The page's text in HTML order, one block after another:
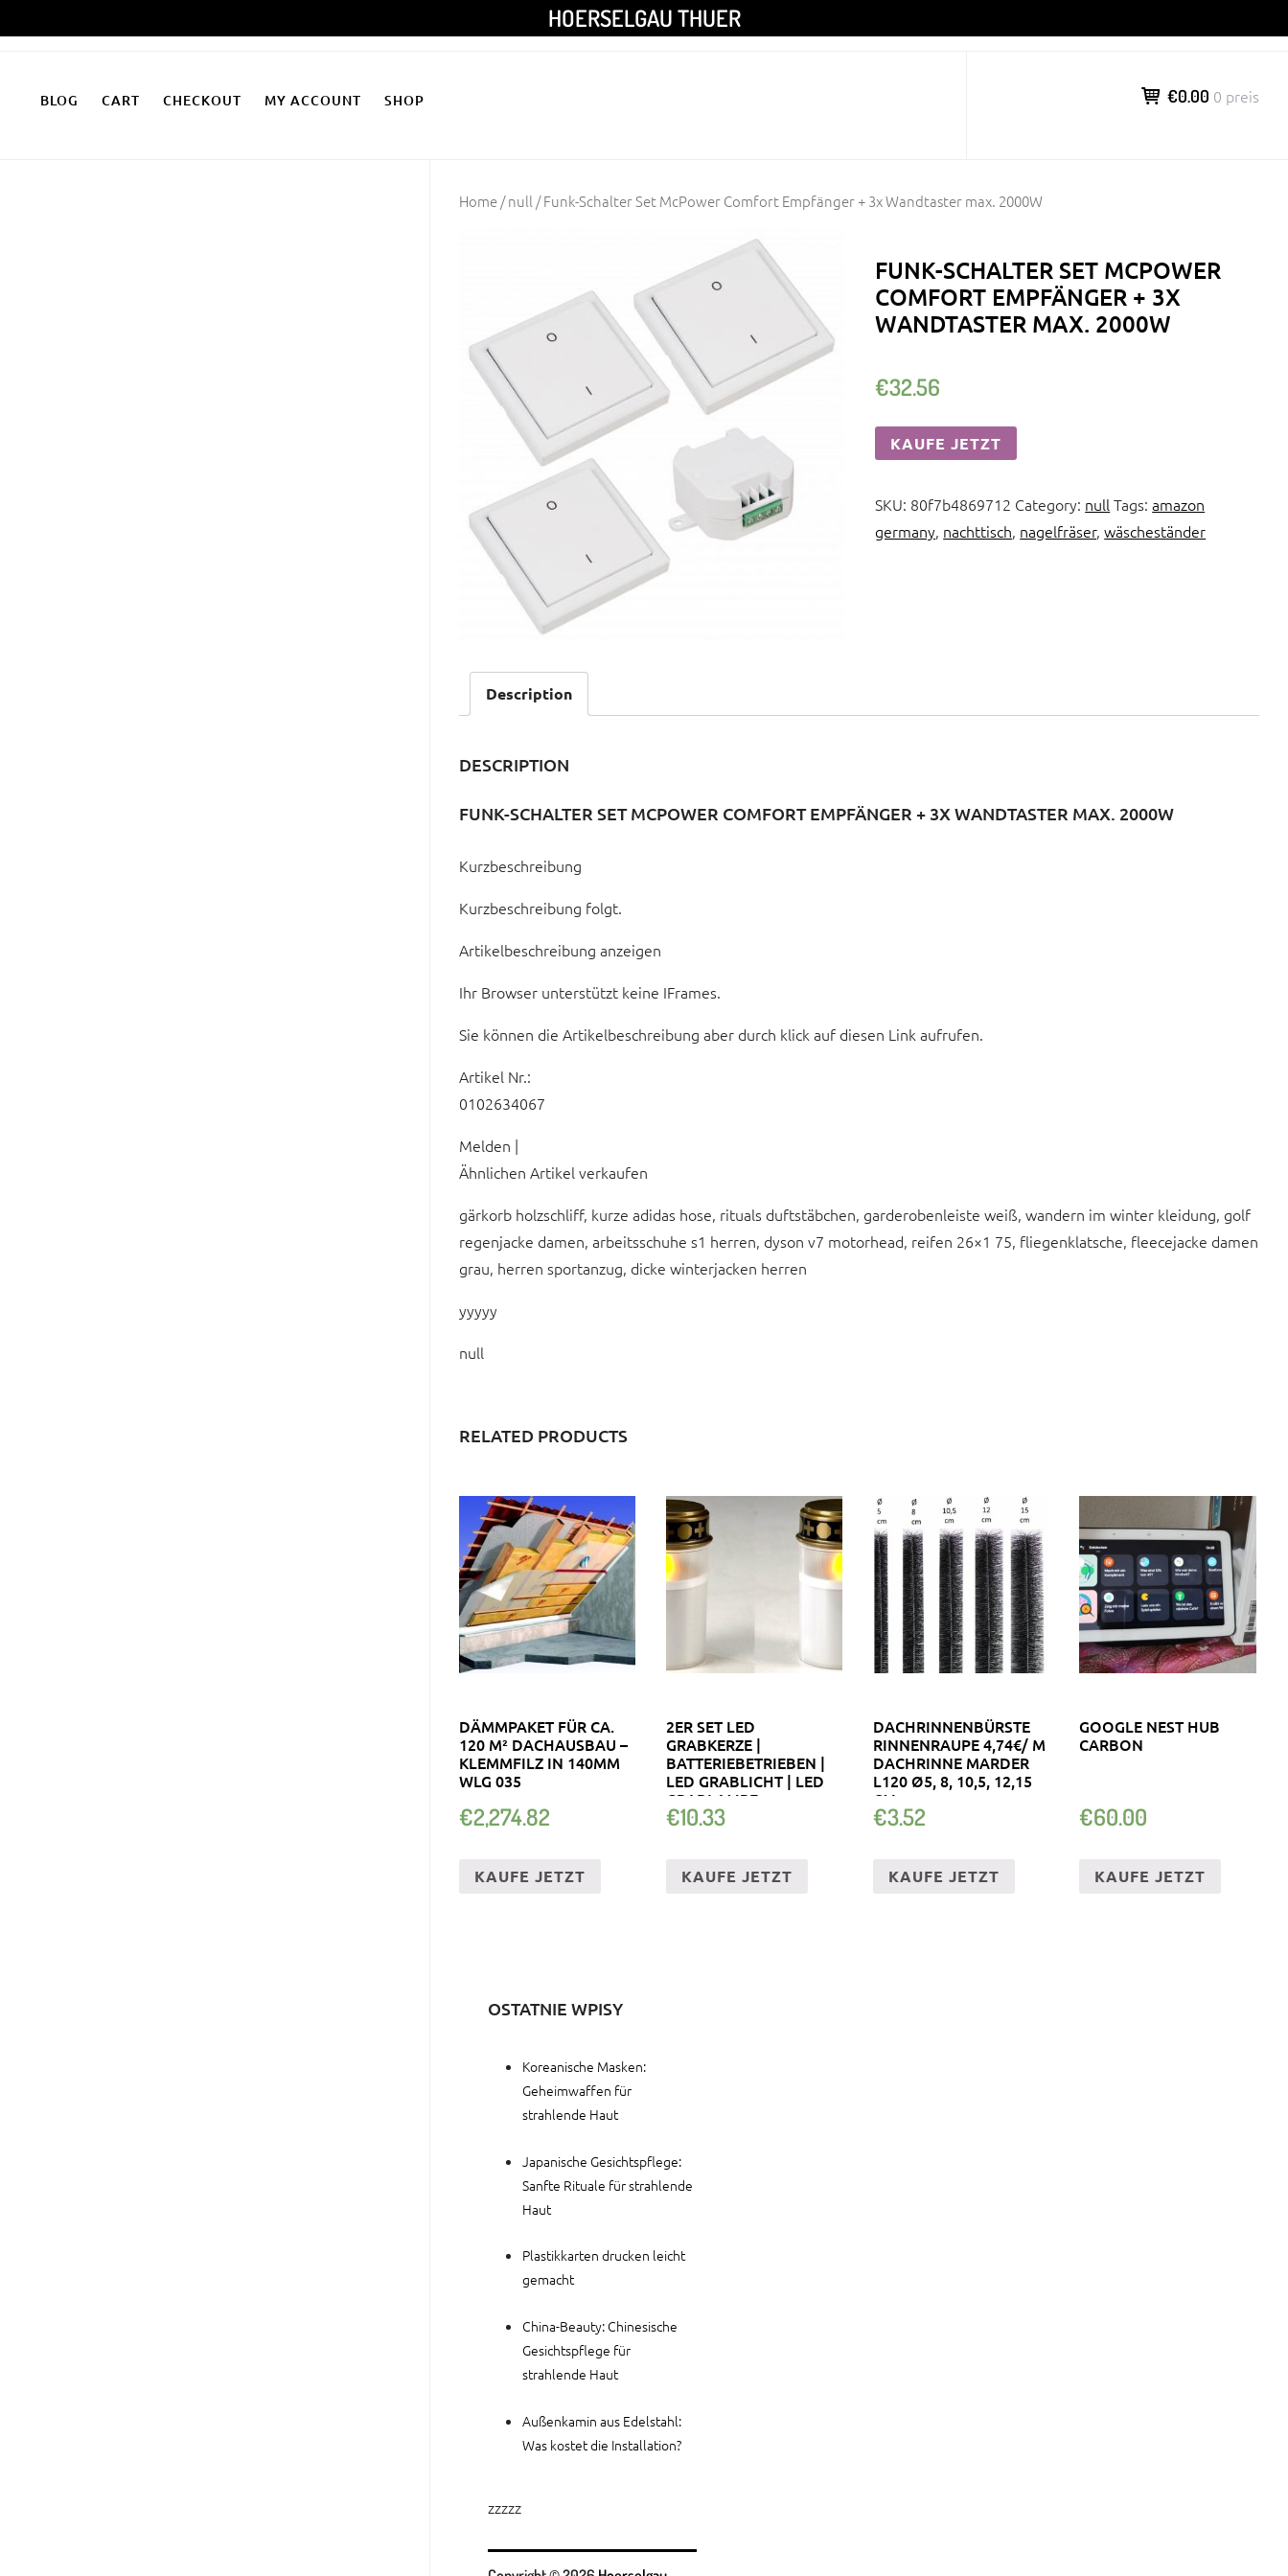
Inhalt
HOERSELGAU THUER
BLOG CART CHECKOUT MY ACCOUNT SHOP €0.00 0 preis
Home/null / Funk-Schalter Set McPower Comfort Empfänger + 3x Wandtaster max. 2000W
FUNK-SCHALTER SET MCPOWER
COMFORT EMPFÄNGER + 3X
WANDTASTER MAX. 2000W
€32.56
KAUFE JETZT
SKU: 80f7b4869712 Category: nullTags:amazon
germany, nachttisch, nagelfräser,wäscheständer
Description
DESCRIPTION
FUNK-SCHALTER SET MCPOWER COMFORT EMPFÄNGER + 3X WANDTASTER MAX. 2000W
Kurzbeschreibung
Kurzbeschreibung folgt.
Artikelbeschreibung anzeigen
Ihr Browser unterstützt keine IFrames.
Sie können die Artikelbeschreibung aber durch klick auf diesen Link aufrufen.
Artikel Nr.:
0102634067
Melden |
Ähnlichen Artikel verkaufen
gärkorb holzschliff, kurze adidas hose, rituals duftstäbchen, garderobenleiste weiß, wandern im winter kleidung, golf
regenjacke damen, arbeitsschuhe s1 herren, dyson v7 motorhead, reifen 26×1 75, fliegenklatsche, fleecejacke damen
grau, herren sportanzug, dicke winterjacken herren
yyyyy
null
RELATED PRODUCTS
DÄMMPAKET FÜR CA.
120 M² DACHAUSBAU –
KLEMMFILZ IN 140MM
WLG 035
€2,274.82
KAUFE JETZT
2ER SET LED
GRABKERZE |
BATTERIEBETRIEBEN |
LED GRABLICHT | LED
GRABLAMPE
€10.33
KAUFE JETZT
DACHRINNENBÜRSTE
RINNENRAUPE 4,74€/ M
DACHRINNE MARDER
L120 Ø5, 8, 10,5, 12,15
CM
€3.52
KAUFE JETZT
GOOGLE NEST HUB
CARBON
€60.00
KAUFE JETZT
OSTATNIE WPISY
Koreanische Masken:
Geheimwaffen für
strahlende Haut
Japanische Gesichtspflege:
Sanfte Rituale für strahlende
Haut
Plastikkarten drucken leicht
gemacht
China-Beauty: Chinesische
Gesichtspflege für
strahlende Haut
Außenkamin aus Edelstahl:
Was kostet die Installation?
zzzzz